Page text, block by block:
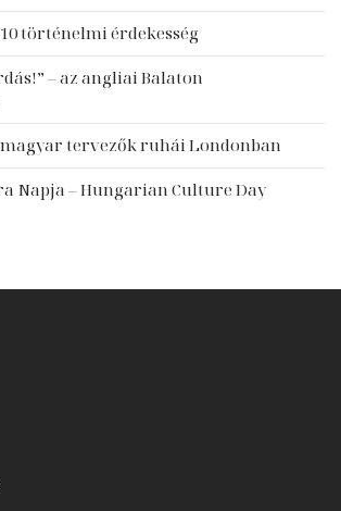
történelmi érdekesség
– az angliai Balaton
tervezők ruhái Londonban
Napja – Hungarian Culture Day